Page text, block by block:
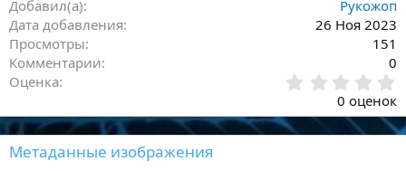
Добавил(а)
Рукожоп
Дата добавления
26 Ноя 2023
Просмотры
151
Комментарии
0
Оценка
,
0
0
0 оценок
Метаданные изображения